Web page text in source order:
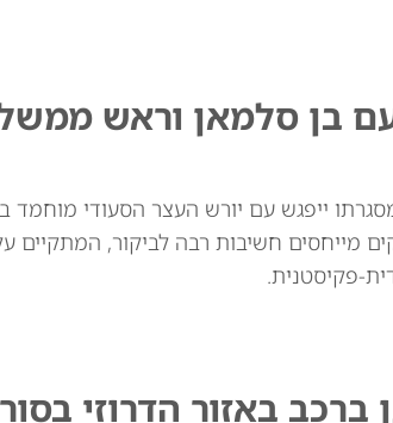
בן סלמאן וראש
ייפגש עם יורש העצר הסעודי
מייחסים חשיבות רבה לביקור, המתקיים
פקיסטנית.